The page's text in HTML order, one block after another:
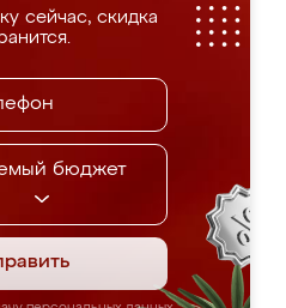
сейчас, скидка
бюджет